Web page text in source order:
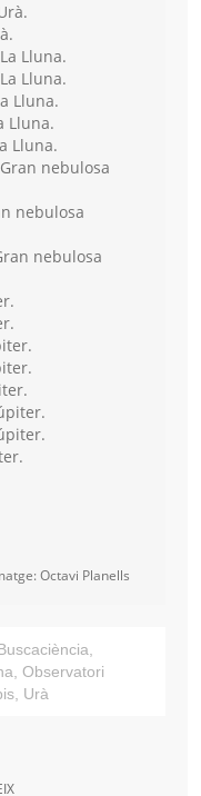
La Lluna.
La Lluna.
Lluna.
Lluna.
Lluna.
Gran nebulosa
nebulosa
nebulosa
Octavi Planells
,
, Observatori
, Urà